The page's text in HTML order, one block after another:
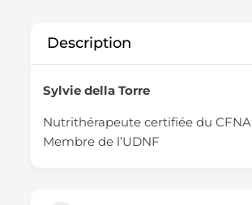
Description
Sylvie della Torre
Nutrithérapeute certifiée du CFNA
Membre de l’UDNF